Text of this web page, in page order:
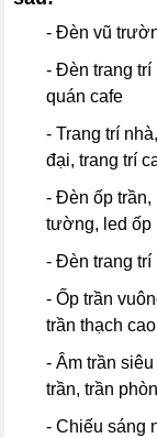
- Đèn vũ
- Đèn trang trí
quán cafe
- Trang trí
đại, trang trí
- Đèn ốp trần,
tường, led ốp
- Đèn trang trí
- Ốp trần
trần thạch cao
- Âm trần
trần, trần
- Chiếu sáng